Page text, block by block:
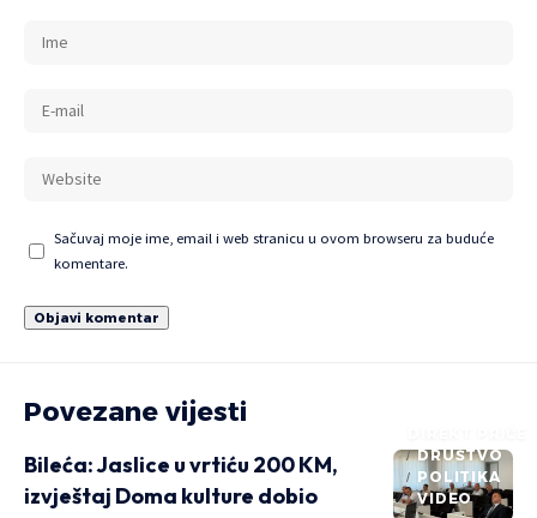
Sačuvaj moje ime, email i web stranicu u ovom browseru za buduće
komentare.
Povezane vijesti
DRUŠTVO
POLITIKA
VIDEO
Bileća: Jaslice u vrtiću 200 KM,
izvještaj Doma kulture dobio